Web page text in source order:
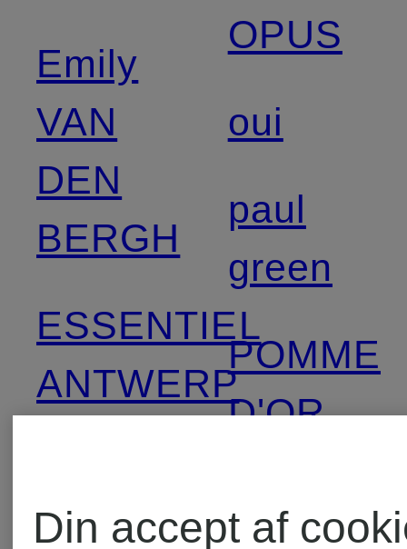
Emily
VAN
DEN
BERGH
ESSENTIEL
ANTWERP
OPUS
oui
paul
green
POMME
D'OR
Din accept af